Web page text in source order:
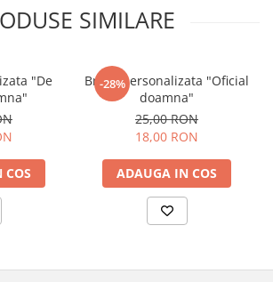
SIMILARE
"De
-28%
Brosa personalizata "Oficial
doamna"
25,00 RON
18,00 RON
ADAUGA IN COS